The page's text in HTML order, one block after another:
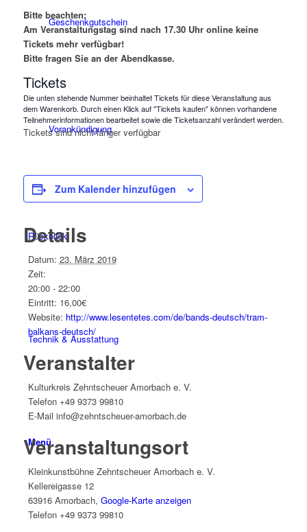
Geschenkgutschein
Vorankündigung
Rückblick
Technik & Ausstattung
Menü
Bitte beachten:
Am Veranstaltungstag sind nach 17.30 Uhr online keine
Tickets mehr verfügbar!
Bitte fragen Sie an der Abendkasse.
Tickets
Die unten stehende Nummer beinhaltet Tickets für diese Veranstaltung aus
dem Warenkorb. Durch einen Klick auf "Tickets kaufen" können vorhandene
Teilnehmerinformationen bearbeitet sowie die Ticketsanzahl verändert werden.
Tickets sind nicht länger verfügbar
Zum Kalender hinzufügen
Details
Datum: 23. März 2019
Zeit:
20:00 - 22:00
Eintritt: 16,00€
Website: http://www.lesentetes.com/de/bands-deutsch/tram-
balkans-deutsch/
Veranstalter
Kulturkreis Zehntscheuer Amorbach e. V.
Telefon +49 9373 99810
E-Mail info@zehntscheuer-amorbach.de
Veranstaltungsort
Kleinkunstbühne Zehntscheuer Amorbach e. V.
Kellereigasse 12
63916 Amorbach, Google-Karte anzeigen
Telefon +49 9373 99810